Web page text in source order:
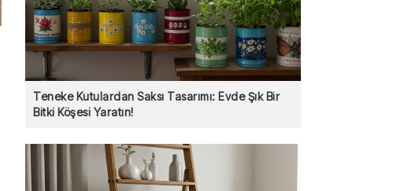
Teneke Kutulardan Saksı Tasarımı: Evde Şık Bir
Bitki Köşesi Yaratın!